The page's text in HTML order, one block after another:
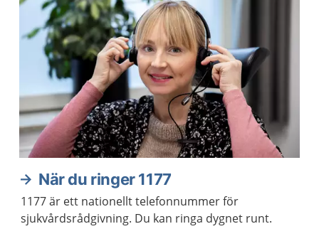
När du ringer 1177
1177 är ett nationellt telefonnummer för
sjukvårdsrådgivning. Du kan ringa dygnet runt.